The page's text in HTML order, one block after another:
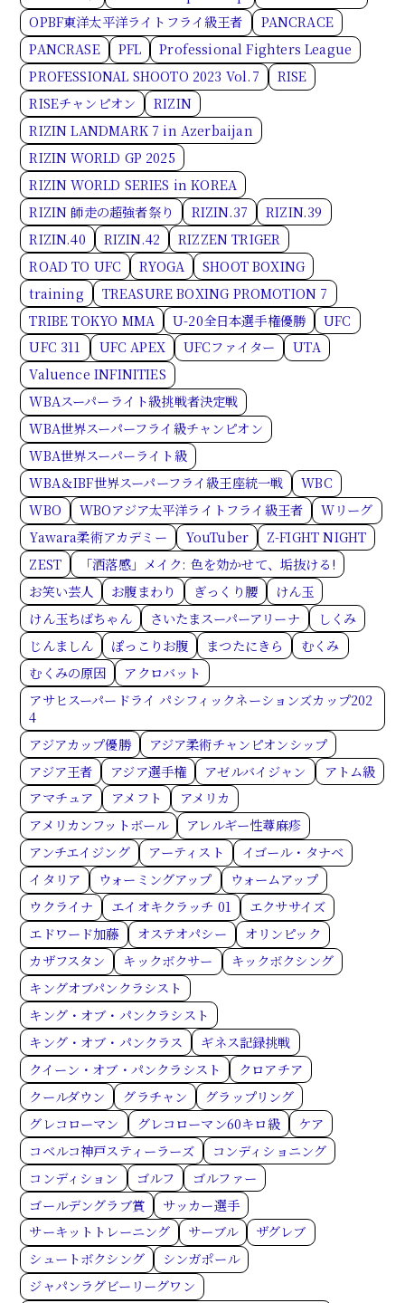
OPBF東洋太平洋ライトフライ級王者
PANCRACE
PANCRASE
PFL
Professional Fighters League
PROFESSIONAL SHOOTO 2023 Vol.7
RISE
RISEチャンピオン
RIZIN
RIZIN LANDMARK 7 in Azerbaijan
RIZIN WORLD GP 2025
RIZIN WORLD SERIES in KOREA
RIZIN 師走の超強者祭り
RIZIN.37
RIZIN.39
RIZIN.40
RIZIN.42
RIZZEN TRIGER
ROAD TO UFC
RYOGA
SHOOT BOXING
training
TREASURE BOXING PROMOTION 7
TRIBE TOKYO MMA
U-20全日本選手権優勝
UFC
UFC 311
UFC APEX UFCファイター
UTA
Valuence INFINITIES
WBAスーパーライト級挑戦者決定戦
WBA世界スーパーフライ級チャンピオン
WBA世界スーパーライト級
WBA＆IBF世界スーパーフライ級王座統一戦
WBC
WBO
WBOアジア太平洋ライトフライ級王者
Wリーグ
Yawara柔術アカデミー
YouTuber
Z-FIGHT NIGHT
ZEST
「洒落感」メイク: 色を効かせて、垢抜ける!
お笑い芸人
お腹まわり ぎっくり腰
けん玉
けん玉ちばちゃん
さいたまスーパーアリーナ
しくみ
じんましん
ぽっこりお腹 まつたにきら
むくみ
むくみの原因
アクロバット
アサヒスーパードライ パシフィックネーションズカップ202
4
アジアカップ優勝
アジア柔術チャンピオンシップ
アジア王者
アジア選手権 アゼルバイジャン
アトム級
アマチュア
アメフト
アメリカ
アメリカンフットボール
アレルギー性蕁麻疹
アンチエイジング
アーティスト
イゴール・タナベ
イタリア
ウォーミングアップ
ウォームアップ
ウクライナ
エイオキクラッチ 01
エクササイズ
エドワード加藤
オステオパシー
オリンピック
カザフスタン
キックボクサー
キックボクシング
キングオブパンクラシスト
キング・オブ・パンクラシスト
キング・オブ・パンクラス
ギネス記録挑戦
クイーン・オブ・パンクラシスト
クロアチア
クールダウン
グラチャン
グラップリング
グレコローマン
グレコローマン60キロ級
ケア
コベルコ神戸スティーラーズ
コンディショニング
コンディション
ゴルフ
ゴルファー
ゴールデングラブ賞
サッカー選手
サーキットトレーニング
サーブル
ザグレブ
シュートボクシング
シンガポール
ジャパンラグビーリーグワン